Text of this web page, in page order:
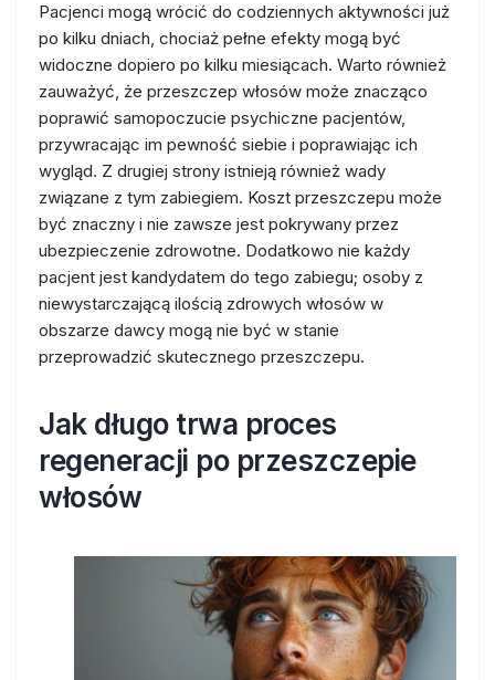
Pacjenci mogą wrócić do codziennych aktywności już
po kilku dniach, chociaż pełne efekty mogą być
widoczne dopiero po kilku miesiącach. Warto również
zauważyć, że przeszczep włosów może znacząco
poprawić samopoczucie psychiczne pacjentów,
przywracając im pewność siebie i poprawiając ich
wygląd. Z drugiej strony istnieją również wady
związane z tym zabiegiem. Koszt przeszczepu może
być znaczny i nie zawsze jest pokrywany przez
ubezpieczenie zdrowotne. Dodatkowo nie każdy
pacjent jest kandydatem do tego zabiegu; osoby z
niewystarczającą ilością zdrowych włosów w
obszarze dawcy mogą nie być w stanie
przeprowadzić skutecznego przeszczepu.
Jak długo trwa proces
regeneracji po przeszczepie
włosów